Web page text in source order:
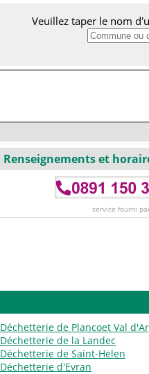
Veuillez taper le nom
Renseignements et
service fourni
Déchetterie de Plancoet Val
Déchetterie de la Landec
Déchetterie de Saint-Helen
Déchetterie d'Evran